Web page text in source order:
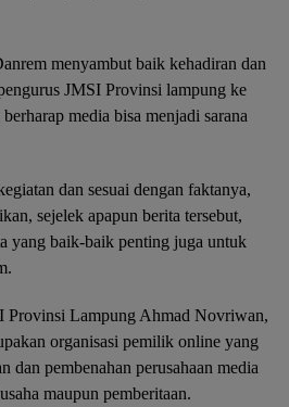
menyambut baik kehadiran dan
JMSI Provinsi lampung ke
media bisa menjadi sarana
dan sesuai dengan faktanya,
sejelek apapun berita tersebut,
yang baik-baik penting juga untuk
Provinsi Lampung Ahmad Novriwan,
organisasi pemilik online yang
dan pembenahan perusahaan media
maupun pemberitaan.